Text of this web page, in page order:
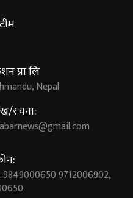
प्रा लि
Nepal
रचना:
9712006902,